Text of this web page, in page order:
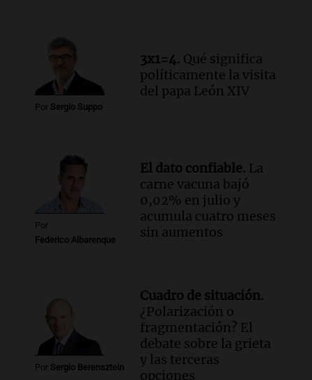
Audio.
de León XIV a Argentina y reflexiona
sobre su impacto espiritual
Panorama Federal
Episodios
jubilaciones en la provincia
Panorama Federal
Episodios
Por Sergio Suppo
3x1=4. Qué significa
políticamente la visita
del papa León XIV
Por
Federico Albarenque
El dato confiable. La
carne vacuna bajó
0,02% en julio y
acumula cuatro meses
sin aumentos
Por Sergio Berensztein
Cuadro de situación.
¿Polarización o
fragmentación? El
debate sobre la grieta
y las terceras
opciones